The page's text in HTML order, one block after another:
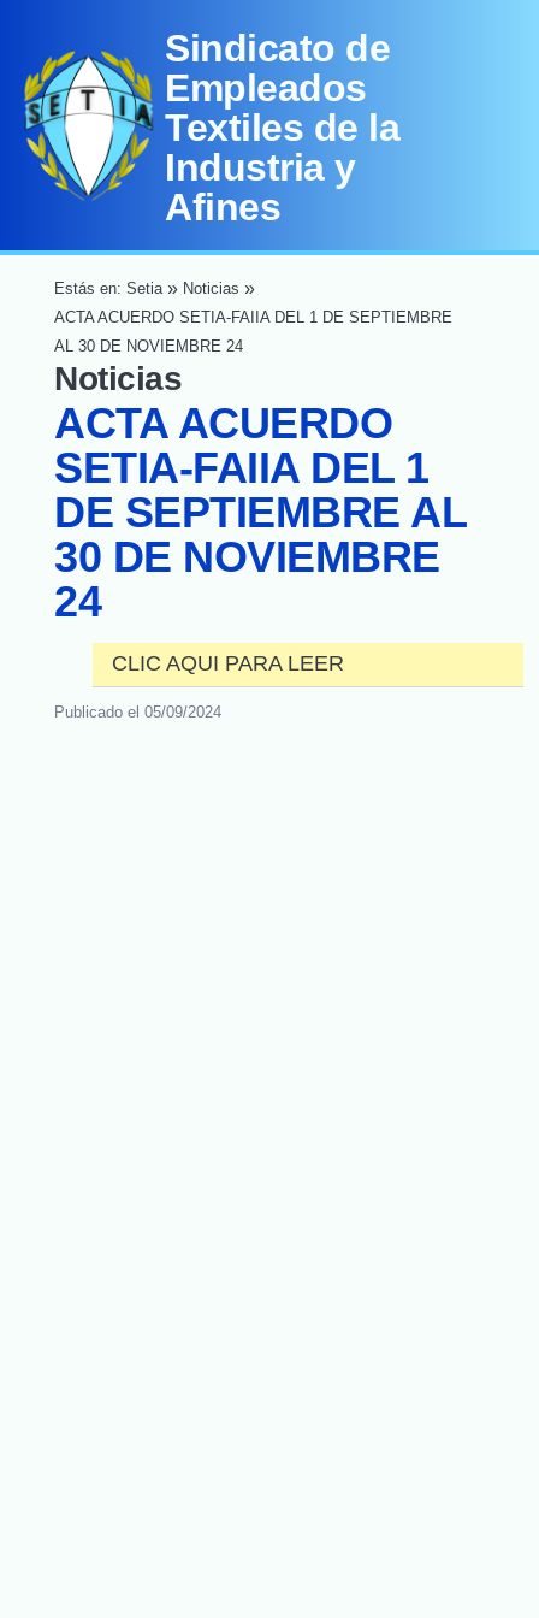
Sindicato de
Empleados
Textiles de la
Industria y
Afines

Inicio
Beneficios
Gremiales
Empresas
Estás en: Setia» Noticias »
ACTA ACUERDO SETIA-FAIIA DEL 1 DE SEPTIEMBRE
AL 30 DE NOVIEMBRE 24
Noticias
ACTA ACUERDO
SETIA-FAIIA DEL 1
DE SEPTIEMBRE AL
30 DE NOVIEMBRE
24
CLIC AQUI PARA LEER
Publicado el05/09/2024